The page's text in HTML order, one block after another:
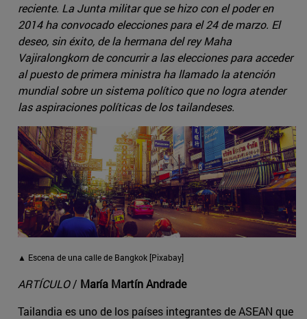
reciente. La Junta militar que se hizo con el poder en
2014 ha convocado elecciones para el 24 de marzo. El
deseo, sin éxito, de la hermana del rey Maha
Vajiralongkorn de concurrir a las elecciones para acceder
al puesto de primera ministra ha llamado la atención
mundial sobre un sistema político que no logra atender
las aspiraciones políticas de los tailandeses.
▲ Escena de una calle de Bangkok [Pixabay]
ARTÍCULO/ María Martín Andrade
Tailandia es uno de los países integrantes de ASEAN que